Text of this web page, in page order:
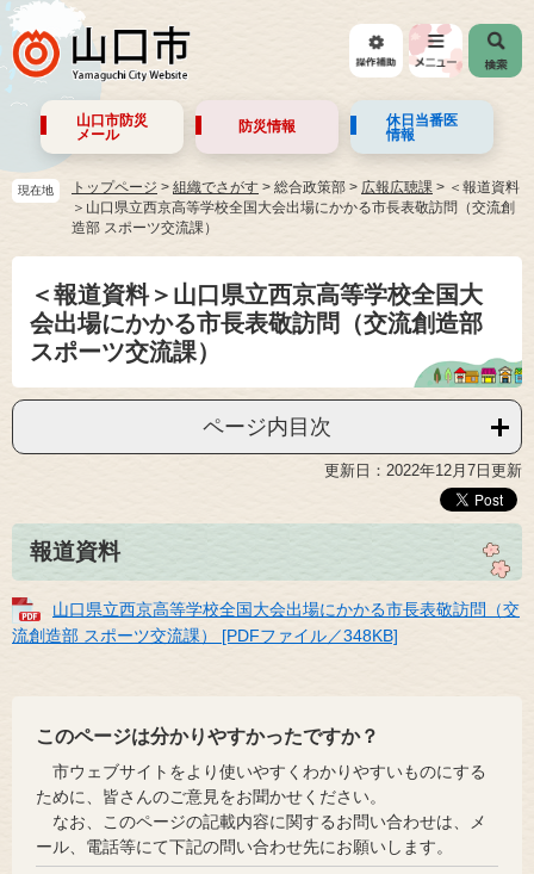
山口市防災
メール
防災情報
休日当番医
情報
現在地 トップページ > 組織でさがす > 総合政策部 > 広報広聴課 > ＜報道資料
＞山口県立西京高等学校全国大会出場にかかる市長表敬訪問（交流創
造部 スポーツ交流課）
＜報道資料＞山口県立西京高等学校全国大
会出場にかかる市長表敬訪問（交流創造部
スポーツ交流課）
ページ内目次
更新日：2022年12月7日更新
報道資料
山口県立西京高等学校全国大会出場にかかる市長表敬訪問（交
流創造部 スポーツ交流課） [PDFファイル／348KB]
このページは分かりやすかったですか？
市ウェブサイトをより使いやすくわかりやすいものにする
ために、皆さんのご意見をお聞かせください。
なお、このページの記載内容に関するお問い合わせは、メ
ール、電話等にて下記の問い合わせ先にお願いします。